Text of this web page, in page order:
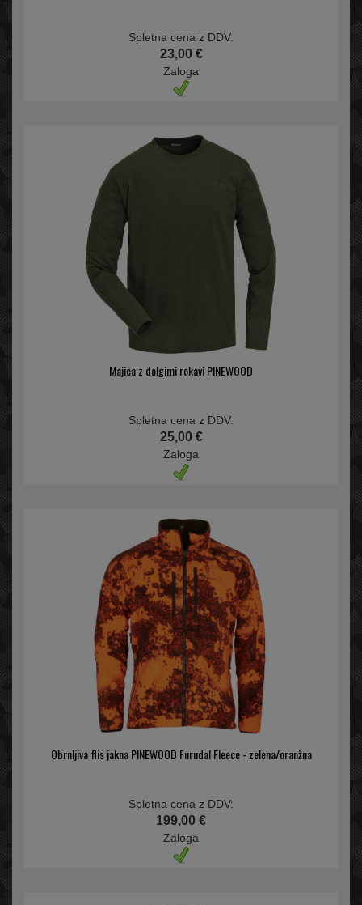
Spletna cena z DDV:
23,00 €
Zaloga
Majica z dolgimi rokavi PINEWOOD
Spletna cena z DDV:
25,00 €
Zaloga
Obrnljiva flis jakna PINEWOOD Furudal Fleece - zelena/oranžna
Spletna cena z DDV:
199,00 €
Zaloga